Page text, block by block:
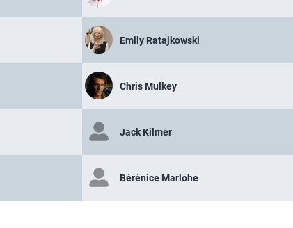
Emily Ratajkowski
Chris Mulkey
Jack Kilmer
Bérénice Marlohe